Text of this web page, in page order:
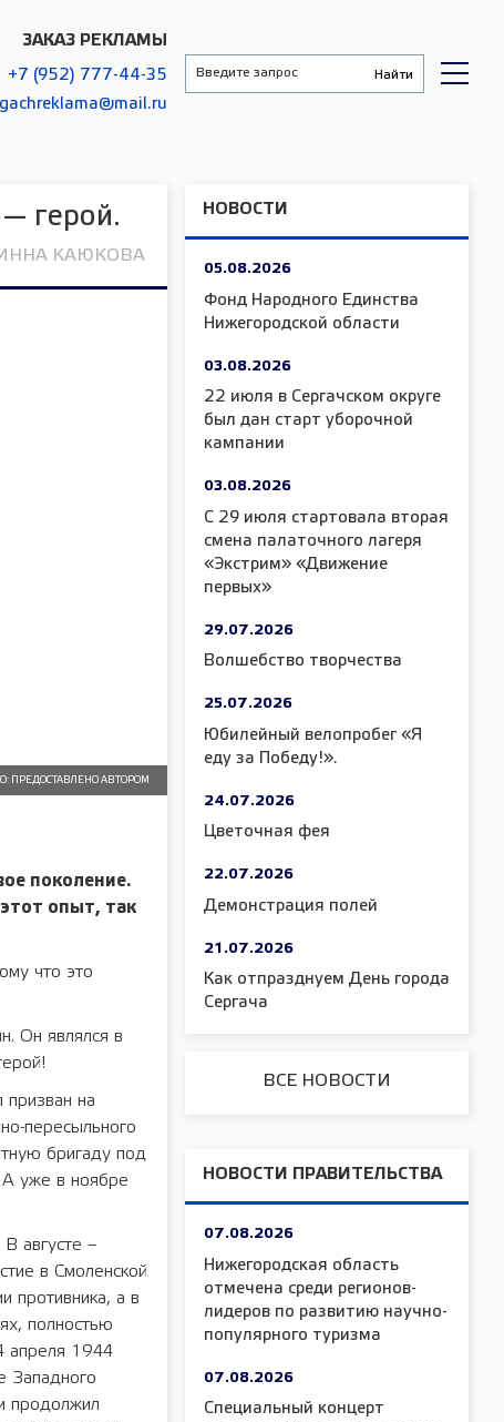
ЗАКАЗ РЕКЛАМЫ
+7 (952) 777-44-35
герой.
КАЮКОВА
ПРЕДОСТАВЛЕНО АВТОРОМ
поколение.
опыт, так
что это
Он являлся в
на
пересыльного
бригаду под
А уже в ноябре
августе –
в Смоленской
противника, а в
полностью
апреля 1944
Западного
продолжил
НОВОСТИ
05.08.2026
Фонд Народного Единства
Нижегородской области
03.08.2026
22 июля в Сергачском округе
был дан старт уборочной
кампании
03.08.2026
С 29 июля стартовала вторая
смена палаточного лагеря
«Экстрим» «Движение
первых»
29.07.2026
Волшебство творчества
25.07.2026
Юбилейный велопробег «Я
еду за Победу!».
24.07.2026
Цветочная фея
22.07.2026
Демонстрация полей
21.07.2026
Как отпразднуем День города
Сергача
ВСЕ НОВОСТИ
НОВОСТИ ПРАВИТЕЛЬСТВА
07.08.2026
Нижегородская область
отмечена среди регионов-
лидеров по развитию научно-
популярного туризма
07.08.2026
Специальный концерт